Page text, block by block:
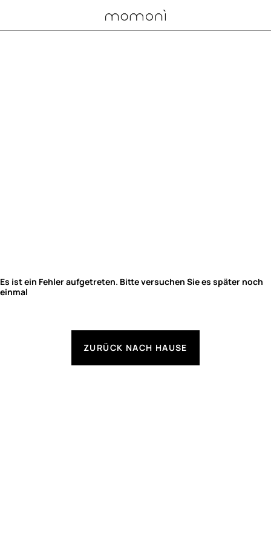
Es ist ein Fehler aufgetreten. Bitte versuchen Sie es später noch
einmal
ZURÜCK NACH HAUSE